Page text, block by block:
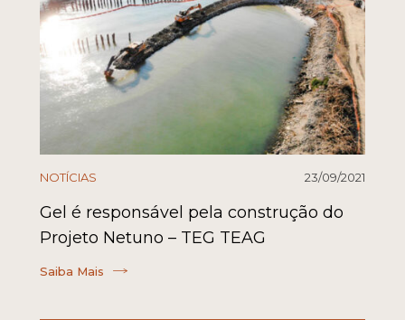
NOTÍCIAS 23/09/2021
Gel é responsável pela construção do
Projeto Netuno – TEG TEAG
Saiba Mais